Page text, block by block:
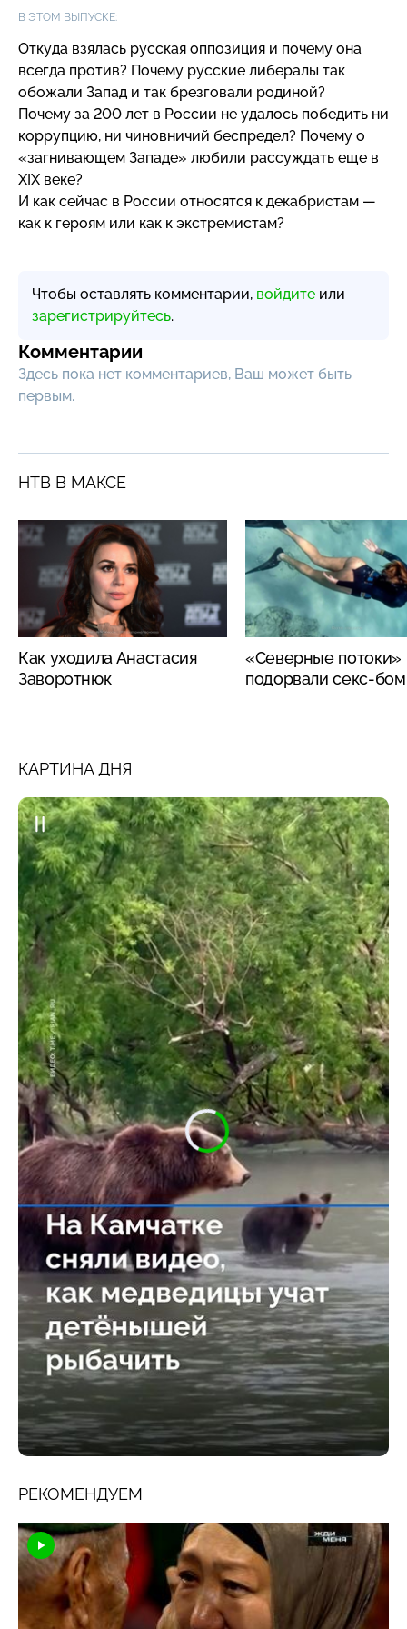
В ЭТОМ ВЫПУСКЕ:
Откуда взялась русская оппозиция и почему она
всегда против? Почему русские либералы так
обожали Запад и так брезговали родиной?
Почему за 200 лет в России не удалось победить ни
коррупцию, ни чиновничий беспредел? Почему о
«загнивающем Западе» любили рассуждать еще в
XIX веке?
И как сейчас в России относятся к декабристам —
как к героям или как к экстремистам?
Чтобы оставлять комментарии, войдите или
зарегистрируйтесь.
Комментарии
Здесь пока нет комментариев, Ваш может быть
первым.
НТВ В МАКСЕ
Как уходила Анастасия
Заворотнюк
«Северные потоки»
подорвали секс-
КАРТИНА ДНЯ
РЕКОМЕНДУЕМ